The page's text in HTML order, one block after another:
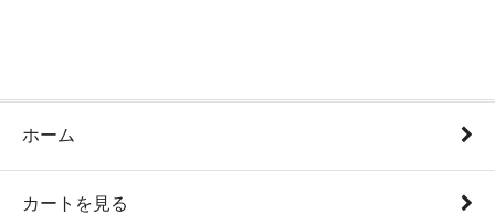
ホーム
カートを見る